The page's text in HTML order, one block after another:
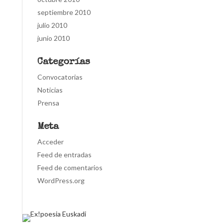
septiembre 2010
julio 2010
junio 2010
Categorías
Convocatorias
Noticias
Prensa
Meta
Acceder
Feed de entradas
Feed de comentarios
WordPress.org